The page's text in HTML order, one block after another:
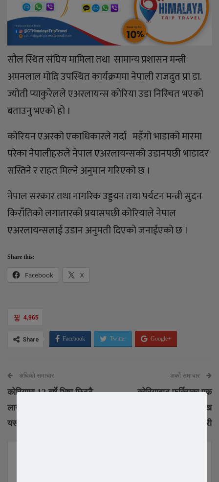
सौल स्थित संघिय मामिला तथा सामान्य प्रशासन मन्त्री
अमनलाल मोदि उपस्थित कार्यक्रममा नेपाली राजदुत प्रा डा.
ज्योती प्याकुरेलले एअरलायन्स कोरिया उडा निस्चित भएको
बताउनु भएको हो ।
कोरियन एअरको एकाधिकारले गर्दा महँगो भाडाको मारमा
परेका नेपालीहरुले नेपाल एअरलायन्सको उडानपछी भाडादर
सस्तिने र राहत मिल्ने अनुमान गरिएको छ ।
नेपाल सरकार तथा नागरिक उड्डयन तथा पर्यटन मन्त्री सुदन
किराँतिको लगातारको प्रयासपछी कोरियाले नेपाल
एअरलायन्सलाई उडान अनुमती दिएको जनाईएको छ ।
Share this:
Facebook X
4,965
Share Facebook Twitter Google+
अघिको समाचार
कोरियामा 12 बर्षे भिषा छिट्टै
लागू हुन सक्ने, नयाँ नियम
यस्तो छ ।
अर्को समाचार
कोरियाबाट फर्किएका एक
युवकको बस यात्रामा नौ लाख
चोरी